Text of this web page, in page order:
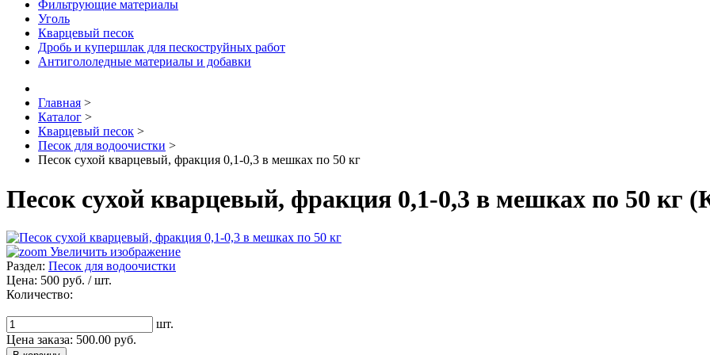
Фильтрующие материалы
Уголь
Кварцевый песок
Дробь и купершлак для пескоструйных работ
Антигололедные материалы и добавки
Главная >
Каталог >
Кварцевый песок >
Песок для водоочистки >
Песок сухой кварцевый, фракция 0,1-0,3 в мешках по 50 кг
Песок сухой кварцевый, фракция 0,1-0,3 в мешках по 50 кг
Увеличить изображение
Раздел: Песок для водоочистки
Цена: 500 руб. / шт.
Количество:
шт.
Цена заказа: 500.00 руб.